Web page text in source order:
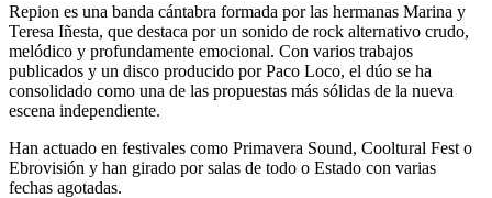
Repion es una banda cántabra formada por las hermanas Marina y
Teresa Iñesta, que destaca por un sonido de rock alternativo crudo,
melódico y profundamente emocional. Con varios trabajos
publicados y un disco producido por Paco Loco, el dúo se ha
consolidado como una de las propuestas más sólidas de la nueva
escena independiente.
Han actuado en festivales como Primavera Sound, Cooltural Fest o
Ebrovisión y han girado por salas de todo o Estado con varias
fechas agotadas.